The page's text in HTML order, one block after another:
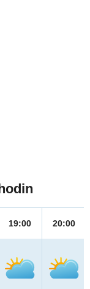
19:00 20:00